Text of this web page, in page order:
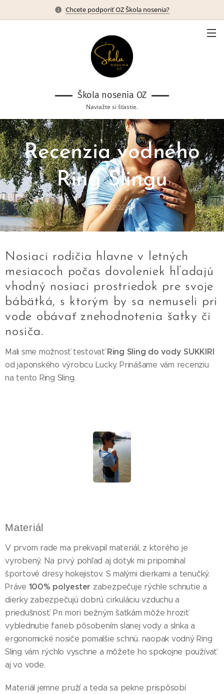
Chcete podporiť OZ Škola nosenia?
Škola nosenia OZ
Naviažte si šťastie.
Recenzia vodného
Ring Slingu
13.10.2022
Nosiaci rodičia hlavne v letných
mesiacoch počas dovoleniek hľadajú
vhodný nosiaci prostriedok pre svoje
bábätká, s ktorým by sa nemuseli pri
vode obávať znehodnotenia šatky či
nosiča.
Mali sme možnosť testovať Ring Sling do vody SUKKIRI
od japonského výrobcu Lucky. Prinášame vám recenziu
na tento Ring Sling.
Materiál
V prvom rade ma prekvapil materiál, z ktorého je
vyrobený. Na prvý pohľad aj dotyk mi pripomínal
športové dresy hokejistov. S malými dierkami a tenučký.
Práve 100% polyester zabezpečuje rýchle schnutie a
dierky zabezpečujú dobrú cirkuláciu vzduchu a
priedušnosť. Pri mori bežným šatkám môže hroziť
vyblednutie farieb pôsobením slanej vody a slnka a
ergonomické nosiče pomalšie schnú. naopak vodný Ring
Sling vám rýchlo vyschne a môžete ho spokojne používať
aj vo vode.
Materiál jemne pruží a teda sa pekne prispôsobí